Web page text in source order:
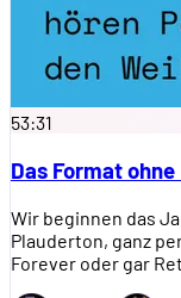
53:31
Das Format
Wir beginnen das
Plauderton, ganz
Forever oder gar